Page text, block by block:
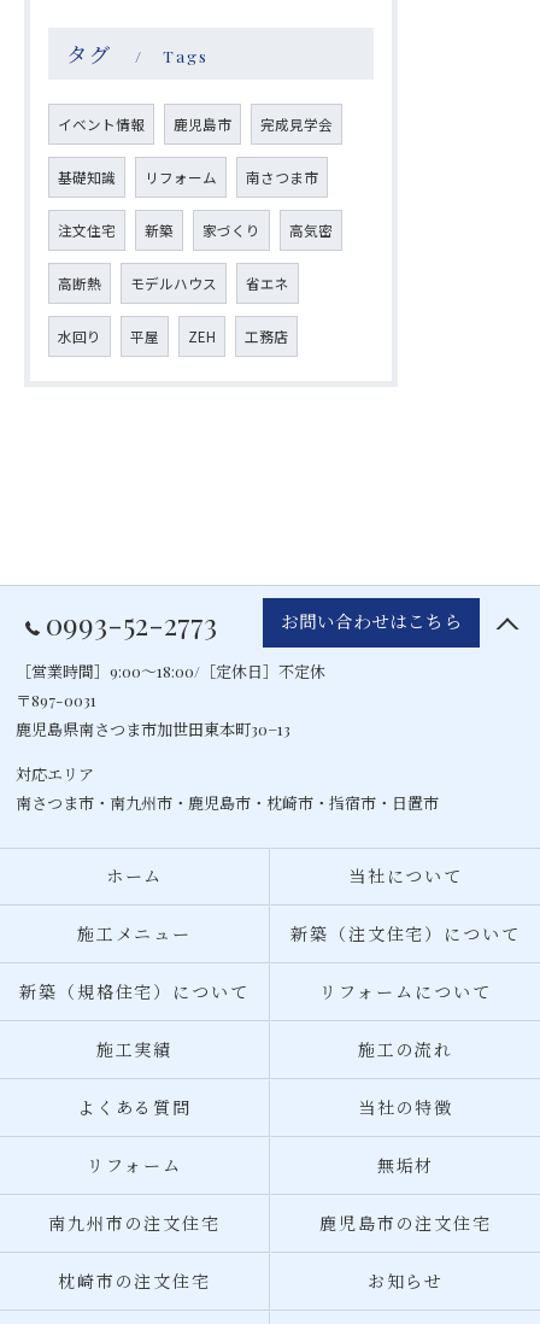
タグ Tags
イベント情報 鹿児島市 完成見学会
基礎知識 リフォーム 南さつま市
注文住宅 新築 家づくり 高気密
高断熱 モデルハウス 省エネ
水回り 平屋 ZEH 工務店
0993-52-2773 お問い合わせはこちら
［営業時間］9:00～18:00/［定休日］不定休
〒897-0031
鹿児島県南さつま市加世田東本町30−13
対応エリア
南さつま市・ 南九州市 ・ 鹿児島市 ・ 枕崎市 ・指宿市・日置市
ホーム 当社について
施工メニュー 新築（注文住宅）について
新築（規格住宅）について リフォームについて
施工実績 施工の流れ
よくある質問 当社の特徴
リフォーム 無垢材
南九州市の注文住宅 鹿児島市の注文住宅
枕崎市の注文住宅 お知らせ